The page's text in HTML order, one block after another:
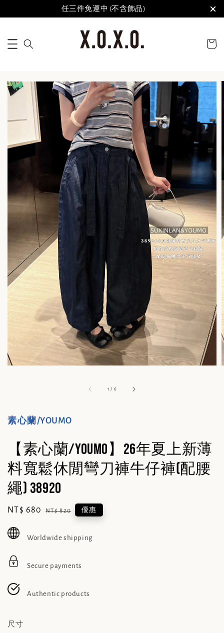
任三件免運中 (不含飾品)
1 / 6
素心蘭/YOUMO
【素心蘭/YOUMO】26年夏上新薄
料寬鬆休閒彎刀褲牛仔褲(配腰
繩) 38920
Sale
NT$ 680 Regular
NT$ 820 優惠
Worldwide shipping
Secure payments
Authentic products
尺寸